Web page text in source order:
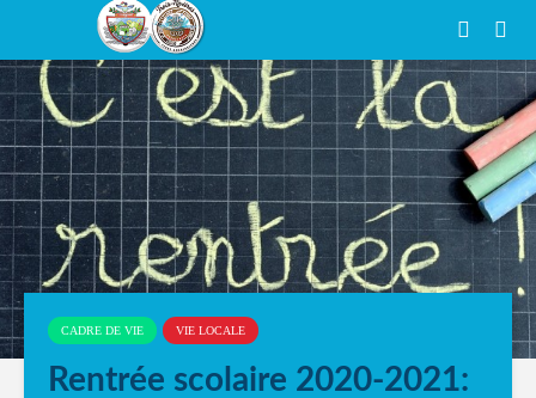
CADRE DE VIE VIE LOCALE
Rentrée scolaire 2020-2021: